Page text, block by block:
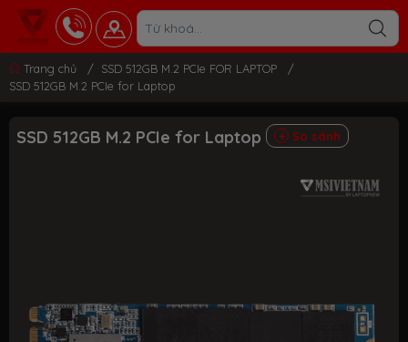
Trang chủ / SSD 512GB M.2 PCIe FOR LAPTOP
/
SSD 512GB M.2 PCIe for Laptop
SSD 512GB M.2 PCIe for Laptop So sánh